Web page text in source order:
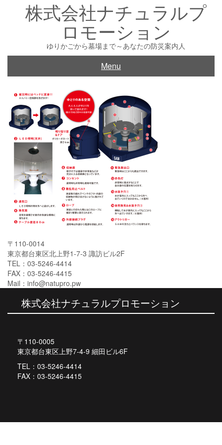
株式会社ナチュラルプ
ロモーション
ゆりかごから墓場まで～あなたの防災案内人
Menu
〒110-0014
東京都台東区北上野1-7-3 諏訪ビル2F
TEL：03-5246-4414
FAX：03-5246-4415
Mail：info@natupro.pw
株式会社ナチュラルプロモーション
〒110-0005
東京都台東区上野7-4-9 細田ビル6F
TEL：03-5246-4414
FAX：03-5246-4415